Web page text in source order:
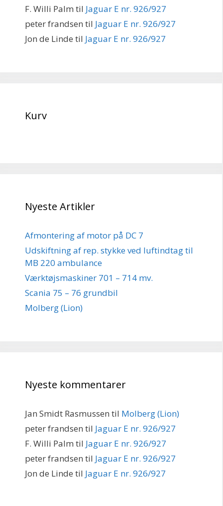
F. Willi Palm til Jaguar E nr. 926/927
peter frandsen til Jaguar E nr. 926/927
Jon de Linde til Jaguar E nr. 926/927
Kurv
Nyeste Artikler
Afmontering af motor på DC 7
Udskiftning af rep. stykke ved luftindtag til
MB 220 ambulance
Værktøjsmaskiner 701 – 714 mv.
Scania 75 – 76 grundbil
Molberg (Lion)
Nyeste kommentarer
Jan Smidt Rasmussen til Molberg (Lion)
peter frandsen til Jaguar E nr. 926/927
F. Willi Palm til Jaguar E nr. 926/927
peter frandsen til Jaguar E nr. 926/927
Jon de Linde til Jaguar E nr. 926/927